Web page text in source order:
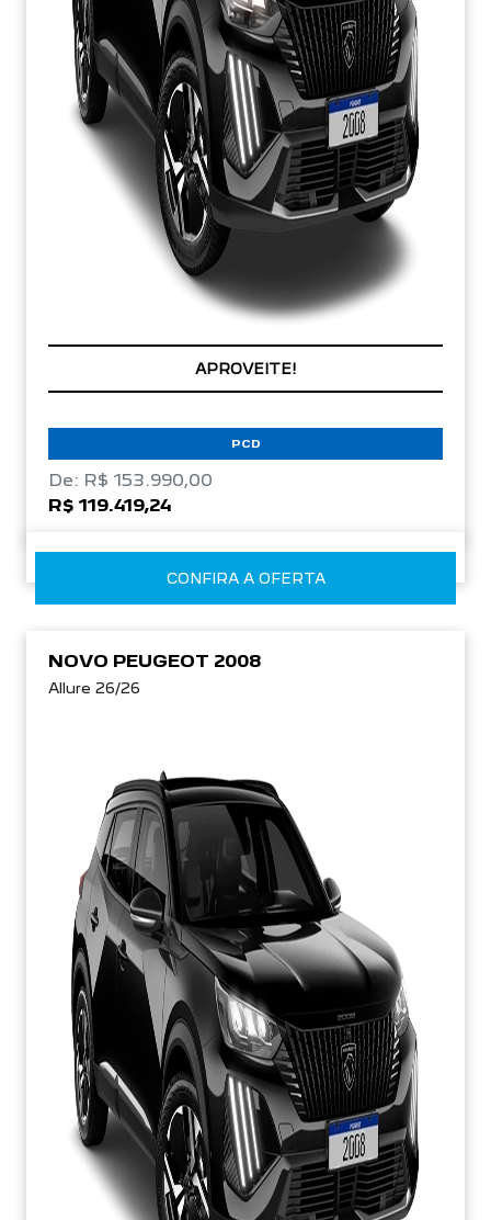
APROVEITE!
PCD
De: R$ 153.990,00
R$ 119.419,24
CONFIRA A OFERTA
NOVO PEUGEOT 2008
Allure 26/26